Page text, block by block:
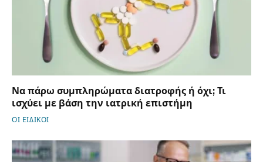
Να πάρω συμπληρώματα διατροφής ή όχι; Τι
ισχύει με βάση την ιατρική επιστήμη
ΟΙ ΕΙΔΙΚΟΙ